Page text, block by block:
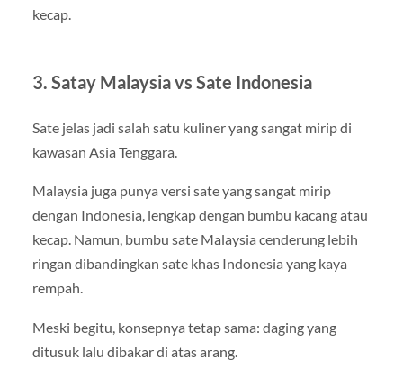
kecap.
3. Satay Malaysia vs Sate Indonesia
Sate jelas jadi salah satu kuliner yang sangat mirip di
kawasan Asia Tenggara.
Malaysia juga punya versi sate yang sangat mirip
dengan Indonesia, lengkap dengan bumbu kacang atau
kecap. Namun, bumbu sate Malaysia cenderung lebih
ringan dibandingkan sate khas Indonesia yang kaya
rempah.
Meski begitu, konsepnya tetap sama: daging yang
ditusuk lalu dibakar di atas arang.